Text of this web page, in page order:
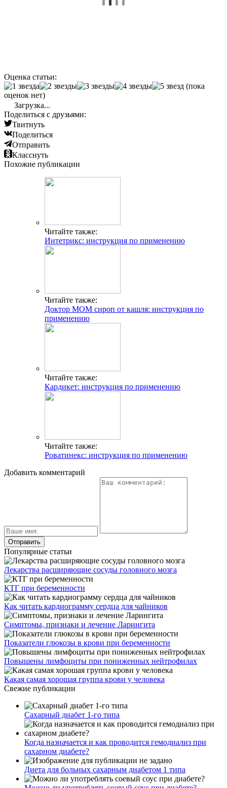
Оценка статьи:
(пока
оценок нет)
Загрузка...
Поделиться с друзьями:
Твитнуть
Поделиться
Отправить
Класснуть
Похожие публикации
Читайте также:
Интетрикс: инструкция по применению
Читайте также:
Доктор МОМ сироп от кашля: инструкция по
применению
Читайте также:
Кардикет: инструкция по применению
Читайте также:
Роватинекс: инструкция по применению
Добавить комментарий
Популярные статьи
Лекарства расширяющие сосуды головного мозга
КТГ при беременности
Как читать кардиограмму сердца для чайников
Симптомы, признаки и лечение Ларингита
Показатели глюкозы в крови при беременности
Повышены лимфоциты при пониженных нейтрофилах
Какая самая хорошая группа крови у человека
Свежие публикации
Сахарный диабет 1-го типа
Когда назначается и как проводится гемодиализ при
сахарном диабете?
Диета для больных сахарным диабетом 1 типа